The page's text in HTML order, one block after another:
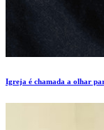
Igreja é chamada a olhar